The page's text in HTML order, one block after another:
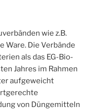
wie z.B.
Ware. Die Verbände
als das EG-Bio-
Jahres im Rahmen
aufgeweicht
von Düngemitteln